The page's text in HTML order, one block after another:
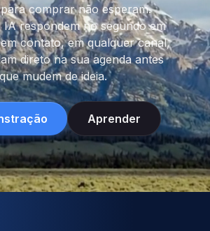
comprar não esperam.
IA respondem no segundo em
contato, em qualquer canal,
direto na sua agenda antes
que mudem de ideia.
Aprender